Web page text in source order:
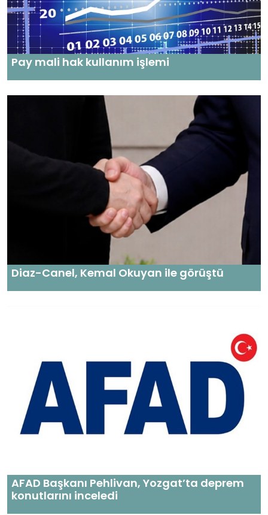
Pay mali hak kullanım işlemi
Diaz-Canel, Kemal Okuyan ile görüştü
AFAD Başkanı Pehlivan, Yozgat’ta deprem
konutlarını inceledi